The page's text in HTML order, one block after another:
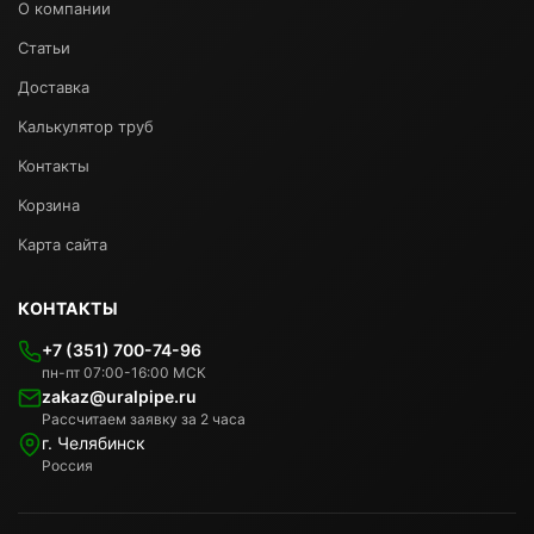
О компании
Статьи
Доставка
Калькулятор труб
Контакты
Корзина
Карта сайта
КОНТАКТЫ
+7 (351) 700-74-96
пн-пт 07:00-16:00 МСК
zakaz@uralpipe.ru
Рассчитаем заявку за 2 часа
г. Челябинск
Россия